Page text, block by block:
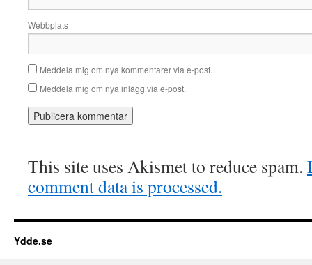
Webbplats
Meddela mig om nya kommentarer via e-post.
Meddela mig om nya inlägg via e-post.
This site uses Akismet to reduce spam.
comment data is processed.
Ydde.se